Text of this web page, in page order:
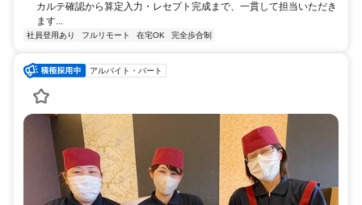
カルテ確認から算定入力・レセプト完成まで、一貫して担当いただき
ます...
社員登用あり フルリモート 在宅OK 完全歩合制
アルバイト・パート